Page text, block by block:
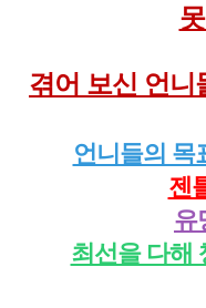
겪어 보신 언니
언니들의 목
젠
유
최선을 다해